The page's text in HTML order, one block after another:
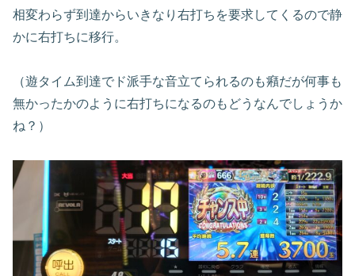
相変わらず到達からいきなり右打ちを要求してくるので静
かに右打ちに移行。
（遊タイム到達でド派手な音立てられるのも癪だが何事も
無かったかのように右打ちになるのもどうなんでしょうか
ね？）